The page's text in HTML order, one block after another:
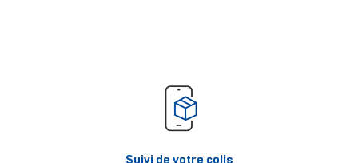
Suivi de votre colis